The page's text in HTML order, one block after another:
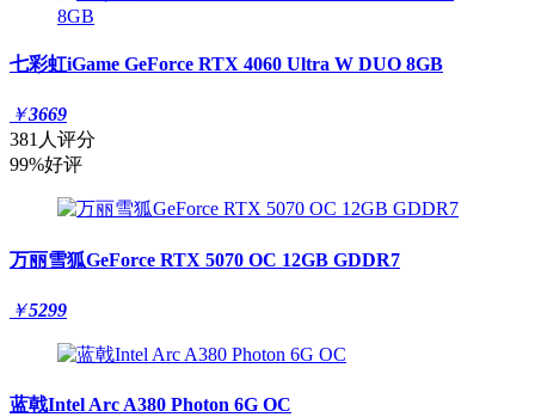
七彩虹iGame GeForce RTX 4060 Ultra W DUO 8GB
￥3669
381人评分
99%好评
万丽雪狐GeForce RTX 5070 OC 12GB GDDR7
￥5299
蓝戟Intel Arc A380 Photon 6G OC